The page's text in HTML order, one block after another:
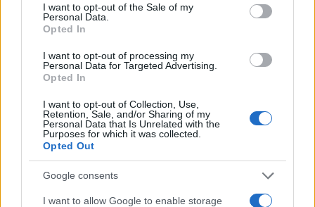
I want to opt-out of the Sale of my
Personal Data.
Opted In
I want to opt-out of processing my
Personal Data for Targeted Advertising.
Opted In
I want to opt-out of Collection, Use,
Retention, Sale, and/or Sharing of my
Personal Data that Is Unrelated with the
Purposes for which it was collected.
Opted Out
Google consents
I want to allow Google to enable storage
Jedan od razloga veće sklonosti ujedinjenju je
napad Rusije na Ukrajinu, koji je posebno u
Moldaviji doveo do promjene raspoloženja među
onima koji su još gajili iluzije o Rusiji. Osim toga,
procjenjuje se da više od trećine od oko 2,4
miliona stanovnika Moldavije ima i rumunsko
državljanstvo. Rumunija je uvjerljivo najvažniji
trgovinski partner Moldavije te joj je pomogla da se
oslobodi ovisnosti o ruskoj energiji i poveže s
evropskim energetskim mrežama, piše Deutsche